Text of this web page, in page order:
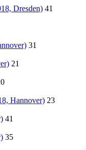
Dresden) 41
31
21
Hannover) 23
41
35